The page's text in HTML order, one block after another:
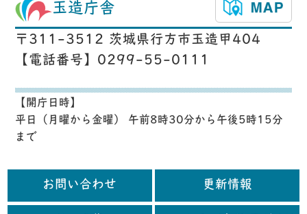
玉造庁舎
〒311-3512 茨城県行方市玉造甲404
【電話番号】0299-55-0111
【開庁日時】
平日（月曜から金曜） 午前8時30分から午後5時15分
まで
お問い合わせ 更新情報